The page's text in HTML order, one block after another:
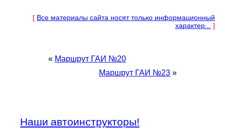
[ Все материалы сайта носят только информационный
характер...
]
« Маршрут ГАИ №20
Маршрут ГАИ №23 »
Наши автоинструкторы!